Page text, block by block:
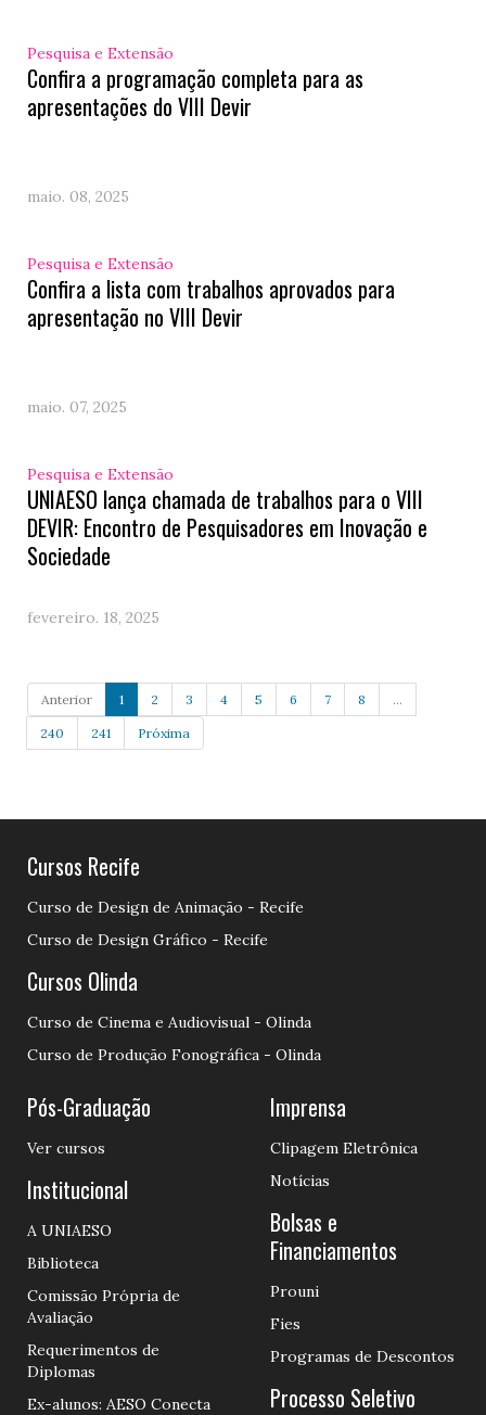
Pesquisa e Extensão
Confira a programação completa para as
apresentações do VIII Devir
maio. 08, 2025
Pesquisa e Extensão
Confira a lista com trabalhos aprovados para
apresentação no VIII Devir
maio. 07, 2025
Pesquisa e Extensão
UNIAESO lança chamada de trabalhos para o VIII
DEVIR: Encontro de Pesquisadores em Inovação e
Sociedade
fevereiro. 18, 2025
Anterior 1 2 3 4 5 6 7 8 ...
240 241 Próxima
Cursos Recife
Curso de Design de Animação - Recife
Curso de Design Gráfico - Recife
Cursos Olinda
Curso de Cinema e Audiovisual - Olinda
Curso de Produção Fonográfica - Olinda
Pós-Graduação
Ver cursos
Institucional
A UNIAESO
Biblioteca
Comissão Própria de
Avaliação
Requerimentos de
Diplomas
Ex-alunos: AESO Conecta
Imprensa
Clipagem Eletrônica
Notícias
Bolsas e
Financiamentos
Prouni
Fies
Programas de Descontos
Processo Seletivo